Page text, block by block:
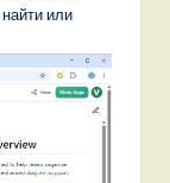
или